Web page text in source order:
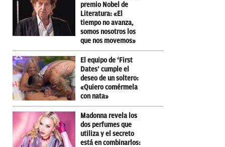
premio Nobel de
Literatura: «El
tiempo no avanza,
somos nosotros los
que nos movemos»
El equipo de ‘First
Dates’ cumple el
deseo de un soltero:
«Quiero comérmela
con nata»
Madonna revela los
dos perfumes que
utiliza y el secreto
está en combinarlos: